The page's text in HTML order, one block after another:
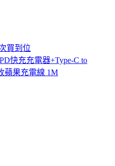
買到位
快充充電器+Type-C to
蘋果充電線 1M